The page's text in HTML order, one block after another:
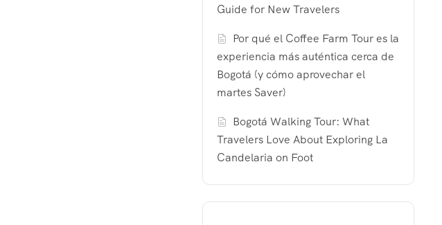
Guide for New Travelers
Por qué el Coffee Farm Tour es la
experiencia más auténtica cerca de
Bogotá (y cómo aprovechar el
martes Saver)
Bogotá Walking Tour: What
Travelers Love About Exploring La
Candelaria on Foot